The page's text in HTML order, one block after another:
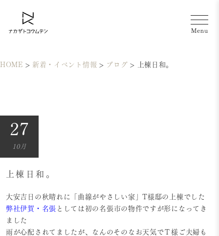
HOME > 新着・イベント情報 > ブログ > 上棟日和。
27
10月
上棟日和。
大安吉日の秋晴れに「曲線がやさしい家」T様邸の上棟でした
弊社伊賀・名張 としては初の名張市の物件ですが形になってき
ました
雨が心配されてましたが、なんのそのなお天気でＴ様ご夫婦も